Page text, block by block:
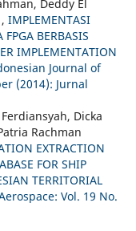
Deddy El
IMPLEMENTASI
BERBASIS
IMPLEMENTATION
Journal of
(2014): Jurnal
Dicka
Rachman
EXTRACTION
FOR SHIP
TERRITORIAL
Vol. 19 No.